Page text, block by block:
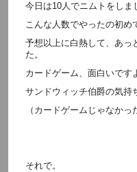
今日は10人でニムトをしま
こんな人数でやったの初め
予想以上に白熱して、あっ
た。
カードゲーム、面白いです
サンドウィッチ伯爵の気持
（カードゲームじゃなかっ
それで。